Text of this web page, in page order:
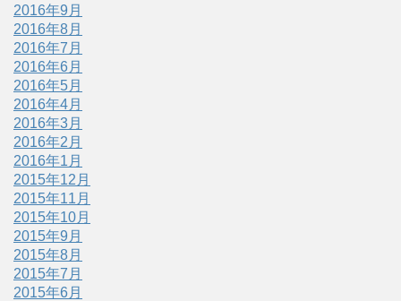
2016年9月
2016年8月
2016年7月
2016年6月
2016年5月
2016年4月
2016年3月
2016年2月
2016年1月
2015年12月
2015年11月
2015年10月
2015年9月
2015年8月
2015年7月
2015年6月